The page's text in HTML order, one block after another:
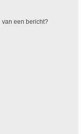
van een bericht?